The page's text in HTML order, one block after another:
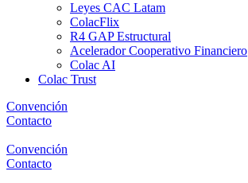
Leyes CAC Latam
ColacFlix
R4 GAP Estructural
Acelerador Cooperativo Financiero
Colac AI
Colac Trust
Convención
Contacto
Convención
Contacto